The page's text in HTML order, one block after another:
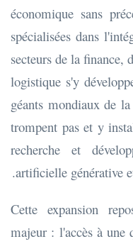
économique sans
spécialisées dans
secteurs de la finance,
logistique s'y
géants mondiaux de
trompent pas et y
recherche et
artificielle générative
Cette expansion
majeur : l'accès à une